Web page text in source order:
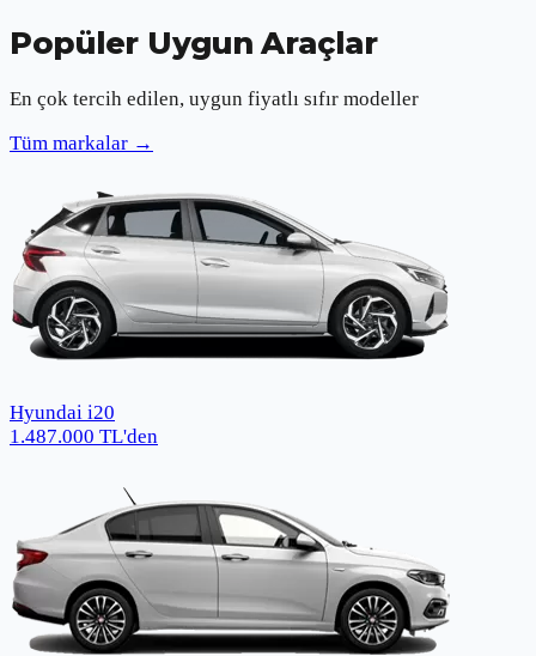
Popüler Uygun Araçlar
En çok tercih edilen, uygun fiyatlı sıfır modeller
Tüm markalar →
Hyundai i20
1.487.000 TL'den